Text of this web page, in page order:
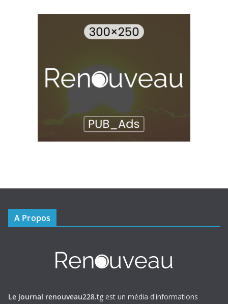
A Propos
Le journal renouveau228.tg est un média d'informations